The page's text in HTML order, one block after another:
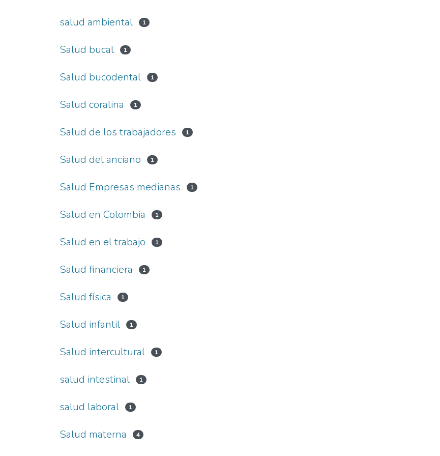
salud ambiental 1
Salud bucal 1
Salud bucodental 1
Salud coralina 1
Salud de los trabajadores 1
Salud del anciano 1
Salud Empresas medianas 1
Salud en Colombia 1
Salud en el trabajo 1
Salud financiera 1
Salud física 1
Salud infantil 1
Salud intercultural 1
salud intestinal 1
salud laboral 1
Salud materna 4